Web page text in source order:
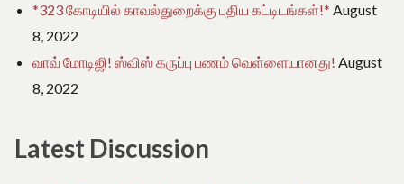
*323 கோடியில் காவல்துறைக்கு புதிய கட்டிடங்கள்!* August
8, 2022
வாவ் மோடிஜி! ஸ்விஸ் கருப்பு பணம் வெள்ளையானது! August
8, 2022
Latest Discussion